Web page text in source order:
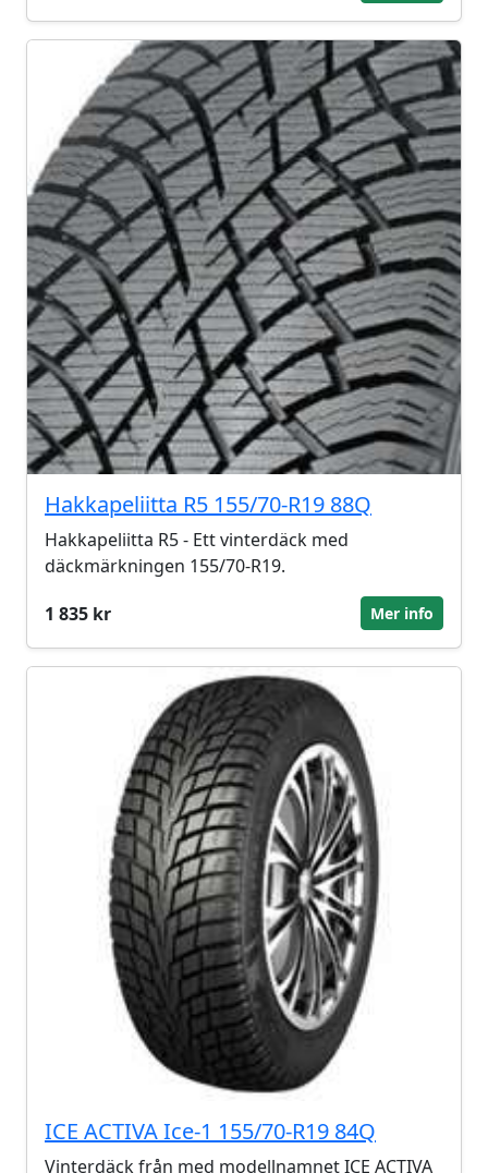
Hakkapeliitta R5 155/70-R19 88Q
Hakkapeliitta R5 - Ett vinterdäck med
däckmärkningen 155/70-R19.
1 835 kr
Mer info
ICE ACTIVA Ice-1 155/70-R19 84Q
Vinterdäck från med modellnamnet ICE ACTIVA